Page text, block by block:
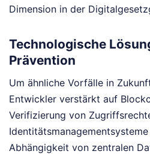
Dimension in der
Technologische
Prävention
Um ähnliche Vorfälle in
Entwickler verstärkt auf
Verifizierung von
Abhängigkeit von zentralen